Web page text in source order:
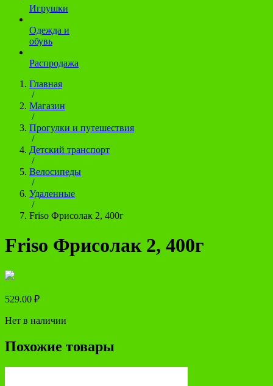
Игрушки
Одежда и
обувь
Распродажа
Главная
/
Магазин
/
Прогулки и путешествия
/
Детский транспорт
/
Велосипеды
/
Удаленные
/
Friso Фрисолак 2, 400г
Friso Фрисолак 2, 400г
529.00 ₽
Нет в наличии
Похожие товары